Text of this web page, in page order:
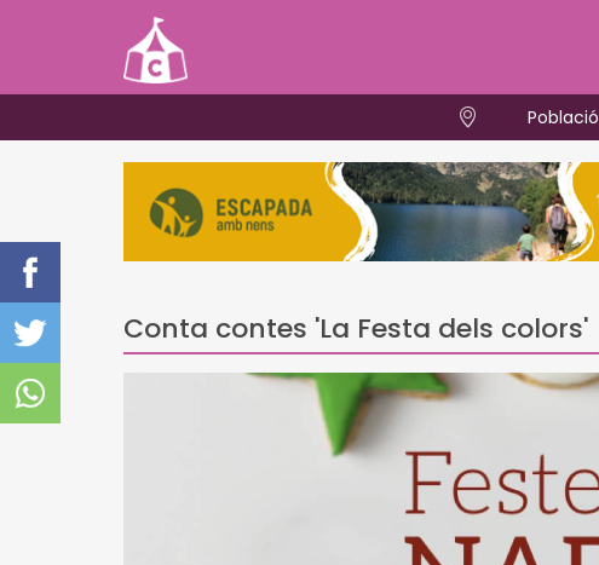
Població
Conta contes 'La Festa dels colors'